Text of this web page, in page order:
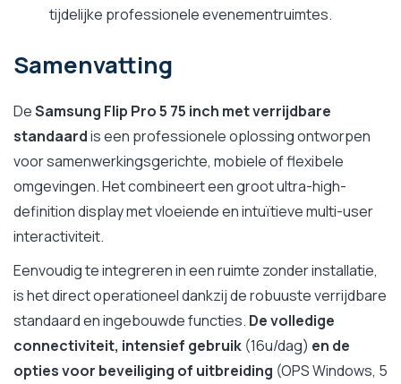
tijdelijke professionele evenementruimtes.
Samenvatting
DeSamsung Flip Pro 5 75 inch met verrijdbare
standaardis een professionele oplossing ontworpen
voor samenwerkingsgerichte, mobiele of flexibele
omgevingen. Het combineert een groot ultra-high-
definition display met vloeiende en intuïtieve multi-user
interactiviteit.
Eenvoudig te integreren in een ruimte zonder installatie,
is het direct operationeel dankzij de robuuste verrijdbare
standaard en ingebouwde functies. De volledige
connectiviteit, intensief gebruik (16u/dag) en de
opties voor beveiliging of uitbreiding (OPS Windows, 5